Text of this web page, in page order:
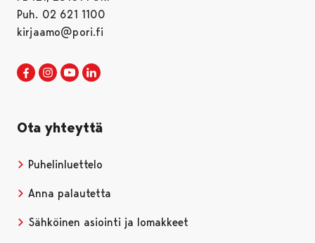
Puh. 02 621 1100
kirjaamo@pori.fi
Porin kaupunki Facebookissa
Avautuu uudessa välilehdessä
Porin kaupunki Instagramissa
Avautuu uudessa välilehdessä
Porin kaupunki Youtubessa
Avautuu uudessa välilehdessä
Ota yhteyttä
Puhelinluettelo
Anna palautetta
Sähköinen asiointi ja lomakkeet